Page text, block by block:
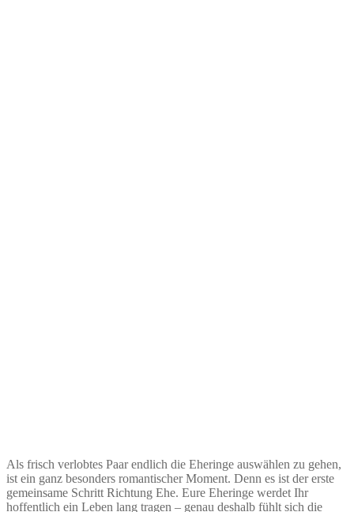
Als frisch verlobtes Paar endlich die Eheringe auswählen zu gehen,
ist ein ganz besonders romantischer Moment. Denn es ist der erste
gemeinsame Schritt Richtung Ehe. Eure Eheringe werdet Ihr
hoffentlich ein Leben lang tragen – genau deshalb fühlt sich die